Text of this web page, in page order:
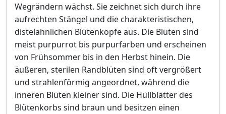
Wegrändern wächst. Sie zeichnet sich durch ihre
aufrechten Stängel und die charakteristischen,
distelähnlichen Blütenköpfe aus. Die Blüten sind
meist purpurrot bis purpurfarben und erscheinen
von Frühsommer bis in den Herbst hinein. Die
äußeren, sterilen Randblüten sind oft vergrößert
und strahlenförmig angeordnet, während die
inneren Blüten kleiner sind. Die Hüllblätter des
Blütenkorbs sind braun und besitzen einen